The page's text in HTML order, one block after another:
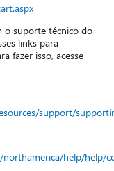
o suporte técnico do
links para
fazer isso, acesse
support/
help/help/